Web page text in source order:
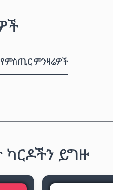
የምስጢር ምንዛሬዎች
ካርዶችን ይግዙ